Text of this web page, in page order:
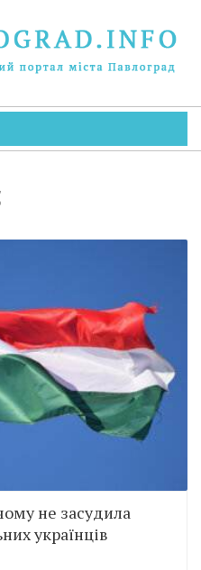
не засудила
українців